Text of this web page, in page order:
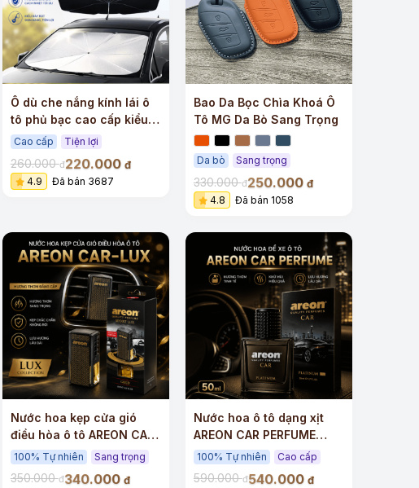
+
Ô dù che nắng kính lái ô
tô phủ bạc cao cấp kiểu
dây rút
Cao cấp Tiện lợi
260.000đ220.000 đ
4.9
Đã bán 3687
Bao Da Bọc Chìa Khoá Ô
Tô MG Da Bò Sang Trọng
Da bò Sang trọng
330.000đ250.000 đ
4.8
Đã bán 1058
Nước hoa kẹp cửa gió
điều hòa ô tô AREON CAR
– LUX cao cấp
100% Tự nhiên Sang trọng
350.000đ340.000 đ
Nước hoa ô tô dạng xịt
AREON CAR PERFUME
50ML
100% Tự nhiên Cao cấp
590.000đ540.000 đ